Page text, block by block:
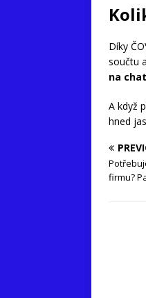
Díky
součtu
na
A když
hned
firmu?